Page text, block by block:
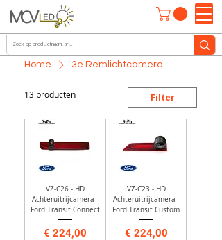
Home 3e Remlichtcamera
13 producten Filter
VZ-C26 - HD
Achteruitrijcamera -
Ford Transit Connect
Prijs
€ 224,00
VZ-C23 - HD
Achteruitrijcamera -
Ford Transit Custom
Prijs
€ 224,00